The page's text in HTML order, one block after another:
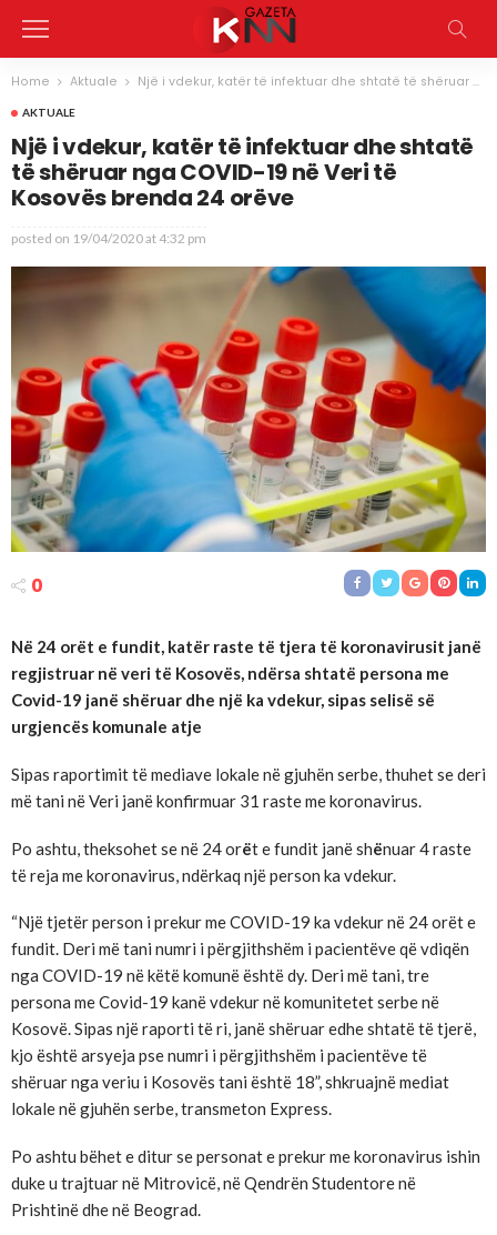
Home Aktuale Një i vdekur, katër të infektuar dhe shtatë të shëruar nga COVID-19 në Veri të Kosovës brenda 24 orëve
AKTUALE
Një i vdekur, katër të infektuar dhe shtatë
të shëruar nga COVID-19 në Veri të
Kosovës brenda 24 orëve
posted on 19/04/2020 at 4:32 pm
0
Në 24 orët e fundit, katër raste të tjera të koronavirusit janë
regjistruar në veri të Kosovës, ndërsa shtatë persona me
Covid-19 janë shëruar dhe një ka vdekur, sipas selisë së
urgjencës komunale atje
Sipas raportimit të mediave lokale në gjuhën serbe, thuhet se deri
më tani në Veri janë konfirmuar 31 raste me koronavirus.
Po ashtu, theksohet se në 24 orët e fundit janë shënuar 4 raste
të reja me koronavirus, ndërkaq një person ka vdekur.
“Një tjetër person i prekur me COVID-19 ka vdekur në 24 orët e
fundit. Deri më tani numri i përgjithshëm i pacientëve që vdiqën
nga COVID-19 në këtë komunë është dy. Deri më tani, tre
persona me Covid-19 kanë vdekur në komunitetet serbe në
Kosovë. Sipas një raporti të ri, janë shëruar edhe shtatë të tjerë,
kjo është arsyeja pse numri i përgjithshëm i pacientëve të
shëruar nga veriu i Kosovës tani është 18”, shkruajnë mediat
lokale në gjuhën serbe, transmeton Express.
Po ashtu bëhet e ditur se personat e prekur me koronavirus ishin
duke u trajtuar në Mitrovicë, në Qendrën Studentore në
Prishtinë dhe në Beograd.